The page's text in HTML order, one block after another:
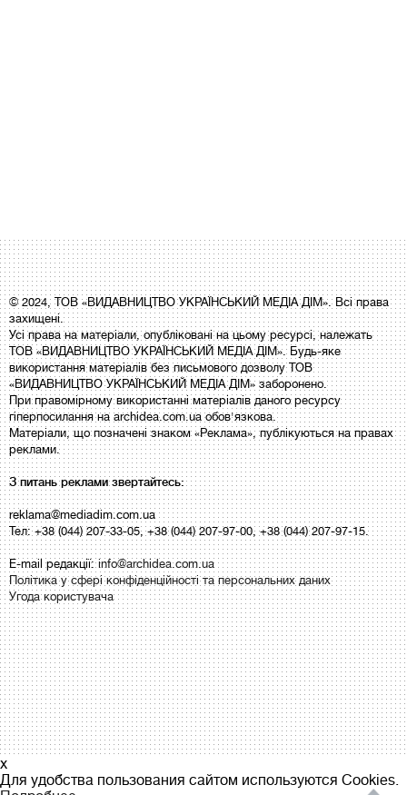
© 2024, ТОВ «ВИДАВНИЦТВО УКРАЇНСЬКИЙ МЕДІА ДІМ». Всі права
захищені.
Усі права на матеріали, опубліковані на цьому ресурсі, належать
ТОВ «ВИДАВНИЦТВО УКРАЇНСЬКИЙ МЕДІА ДІМ». Будь-яке
використання матеріалів без письмового дозволу ТОВ
«ВИДАВНИЦТВО УКРАЇНСЬКИЙ МЕДІА ДІМ» заборонено.
При правомірному використанні матеріалів даного ресурсу
гіперпосилання на archidea.com.ua обов'язкова.
Матеріали, що позначені знаком «Реклама», публікуються на правах
реклами.
З питань реклами звертайтесь:
reklama@mediadim.com.ua
Тел: +38 (044) 207-33-05, +38 (044) 207-97-00, +38 (044) 207-97-15.
E-mail редакції:info@archidea.com.ua
Політика у сфері конфіденційності та персональних даних
Угода користувача
x
Для удобства пользования сайтом используются Cookies.